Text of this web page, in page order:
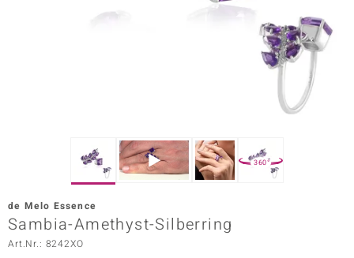
Vogue
360°
de Melo Essence
Sambia-Amethyst-Silberring
Art.Nr.: 8242XO